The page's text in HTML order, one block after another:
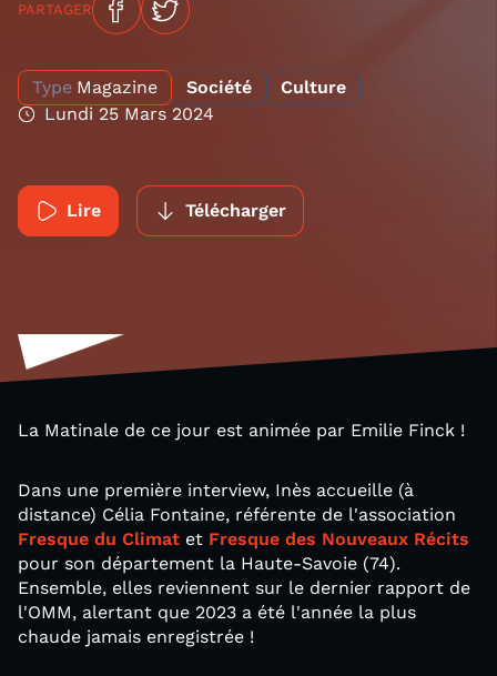
PARTAGER
Type Magazine Société
Culture
Lundi 25 Mars 2024
Lire Télécharger
La Matinale de ce jour est animée par Emilie Finck !
Dans une première interview, Inès accueille (à
distance) Célia Fontaine, référente de l'association
Fresque du Climat et Fresque des Nouveaux Récits
pour son département la Haute-Savoie (74).
Ensemble, elles reviennent sur le dernier rapport de
l'OMM, alertant que 2023 a été l'année la plus
chaude jamais enregistrée !